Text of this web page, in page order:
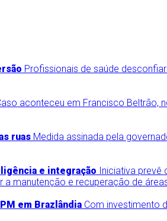
Profissionais de saúde
aconteceu em Francisco Beltrão,
ruas Medida assinada pela
e integração Iniciativa prevê
manutenção e recuperação de
em Brazlândia Com investimento